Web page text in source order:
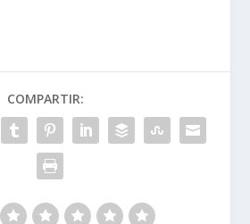
COMPARTIR: